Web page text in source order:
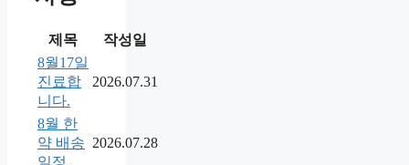
제목
작성일
8월17일
진료합
니다.
2026.07.31
8월 한
약 배송
일정
2026.07.28